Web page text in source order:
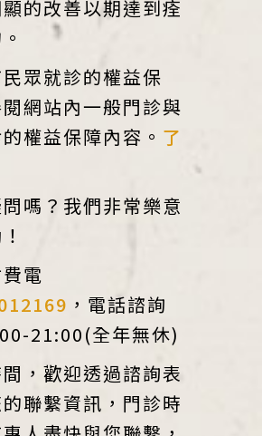
的改善以期達到痊
眾就診的權益保
網站內一般門診與
權益保障內容。 了
嗎？我們非常樂意
電
，電話諮詢
21:00(全年無休)
，歡迎透過諮詢表
聯繫資訊，門診時